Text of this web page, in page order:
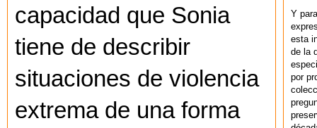
capacidad que Sonia
tiene de describir
situaciones de violencia
extrema de una forma
Y
esta
de la
por